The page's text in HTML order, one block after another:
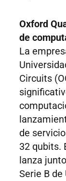
Oxford
de
La
Circuits
de
32 qubits.
lanza
Serie B